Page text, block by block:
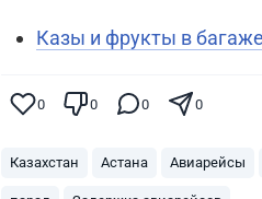
Казы и фрукты в
0 0 0 0
Казахстан Астана Авиарейсы